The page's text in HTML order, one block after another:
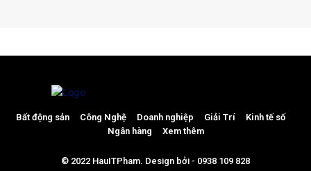
Bất động sản Công Nghệ Doanh nghiệp Giải Trí
Kinh tế số
Ngân hàng
Xem thêm
© 2022 HauITPham. Design bởi - 0938 109 828